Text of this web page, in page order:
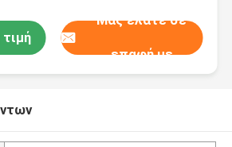
Μας ελάτε σε
επαφή με